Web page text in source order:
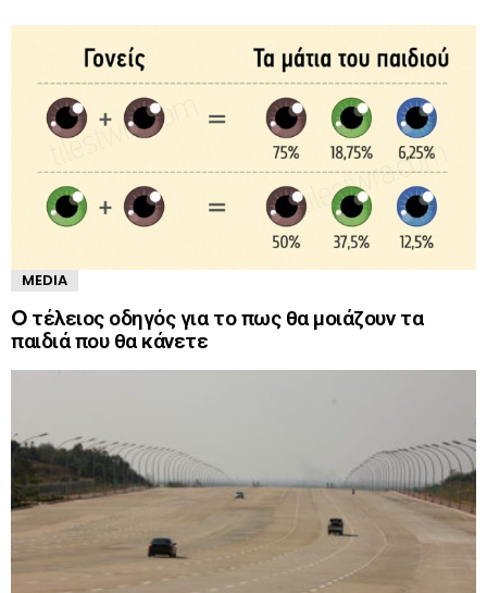
MEDIA
O τέλειος οδηγός για το πως θα μοιάζουν τα
παιδιά που θα κάνετε